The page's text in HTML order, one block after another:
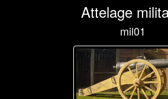
Attelage
mil01